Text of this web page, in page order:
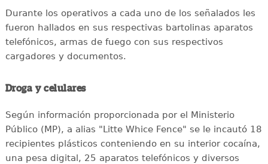
Durante los operativos a cada uno de los señalados les
fueron hallados en sus respectivas bartolinas aparatos
telefónicos, armas de fuego con sus respectivos
cargadores y documentos.
Droga y celulares
Según información proporcionada por el Ministerio
Público (MP), a alias "Litte Whice Fence" se le incautó 18
recipientes plásticos conteniendo en su interior cocaína,
una pesa digital, 25 aparatos telefónicos y diversos